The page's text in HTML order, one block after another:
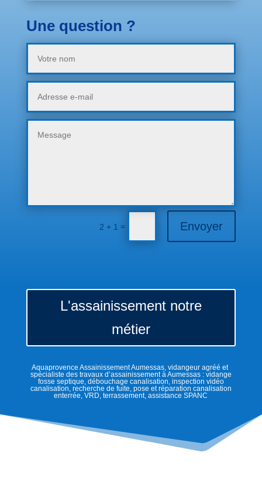
Une question ?
2 + 1 = Envoyer
L'assainissement notre
métier
Aquaprovence Assainissement Aumessas, vidangeur agréé et
spécialiste des travaux d’assainissement à Aumessas : vidange
fosse septique, débouchage canalisation, inspection vidéo
canalisation, recherche de fuite, pose et réparation canalisation
enterrée, VRD, terrassement, assistance SPANC